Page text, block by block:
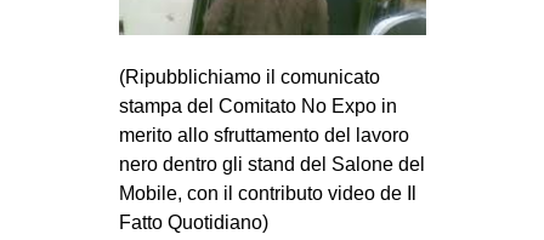
STUDENTI TSUNAMI
MILANO
MOBILITAZIONI
SPAZI
SPORT POPOLARE
(Ripubblichiamo il comunicato
stampa del Comitato No Expo in
merito allo sfruttamento del lavoro
nero dentro gli stand del Salone del
Mobile, con il contributo video de Il
Fatto Quotidiano)